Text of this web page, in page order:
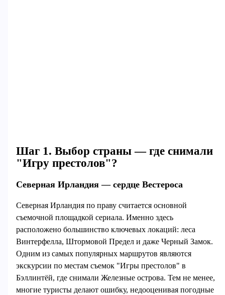
Шаг 1. Выбор страны — где снимали
"Игру престолов"?
Северная Ирландия — сердце Вестероса
Северная Ирландия по праву считается основной
съемочной площадкой сериала. Именно здесь
расположено большинство ключевых локаций: леса
Винтерфелла, Штормовой Предел и даже Черный Замок.
Одним из самых популярных маршрутов являются
экскурсии по местам съемок "Игры престолов" в
Бэллинтёй, где снимали Железные острова. Тем не менее,
многие туристы делают ошибку, недооценивая погодные